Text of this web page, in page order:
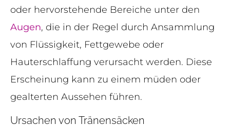
oder hervorstehende Bereiche unter den
Augen, die in der Regel durch Ansammlung
von Flüssigkeit, Fettgewebe oder
Hauterschlaffung verursacht werden. Diese
Erscheinung kann zu einem müden oder
gealterten Aussehen führen.
Ursachen von Tränensäcken